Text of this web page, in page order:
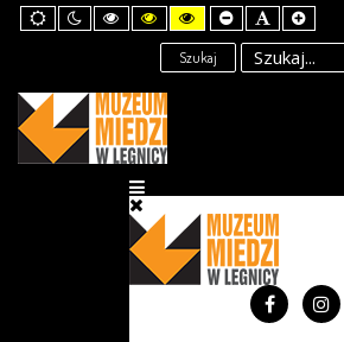
Default
mode
Night
mode
High
Contrast
mode
High
Contrast
Black
Yellow
mode
High
Contrast
Yellow
Black
mode
Set
Smaller
Font
Set
Default
Font
Set
Larger
Font
Szukaj